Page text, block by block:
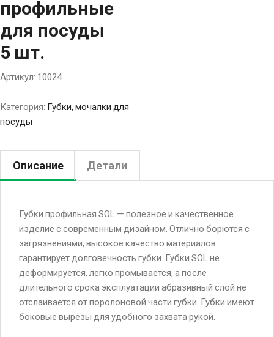
профильные
для посуды
5 шт.
Артикул: 10024
Категория: Губки, мочалки для
посуды
Описание Детали
Губки профильная SOL — полезное и качественное
изделие с современным дизайном. Отлично борются с
загрязнениями, высокое качество материалов
гарантирует долговечность губки. Губки SOL не
деформируется, легко промывается, а после
длительного срока эксплуатации абразивный слой не
отслаивается от поролоновой части губки. Губки имеют
боковые вырезы для удобного захвата рукой.